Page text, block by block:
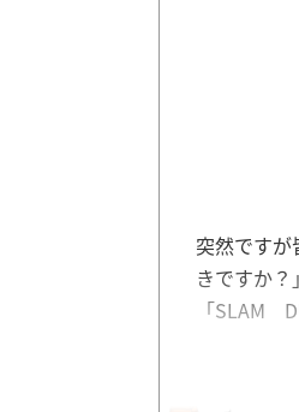
突然です
きですか？
「SLAM